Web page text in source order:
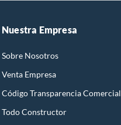
Nuestra Empresa
Sobre Nosotros
Venta Empresa
Código Transparencia Comercial
Todo Constructor